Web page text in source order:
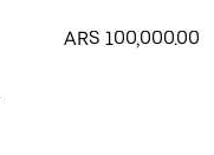
ARS 100,000.00